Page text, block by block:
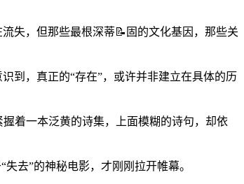
失，但那些最根深蒂📝固的文化基因，那些关
到，真正的“存在”，或许并非建立在具体的历
着一本泛黄的诗集，上面模糊的诗句，却依
去”的神秘电影，才刚刚拉开帷幕。